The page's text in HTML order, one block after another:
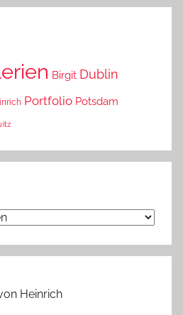
Birgit Dublin
Portfolio Potsdam
Heinrich